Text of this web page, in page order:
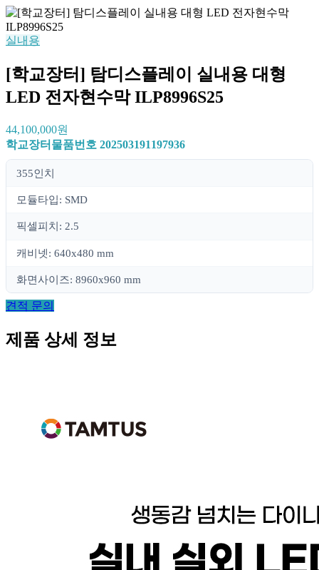
실내용
[학교장터] 탐디스플레이 실내용 대형
LED 전자현수막 ILP8996S25
44,100,000원
학교장터물품번호 202503191197936
355인치
모듈타입: SMD
픽셀피치: 2.5
캐비넷: 640x480 mm
화면사이즈: 8960x960 mm
견적 문의
제품 상세 정보